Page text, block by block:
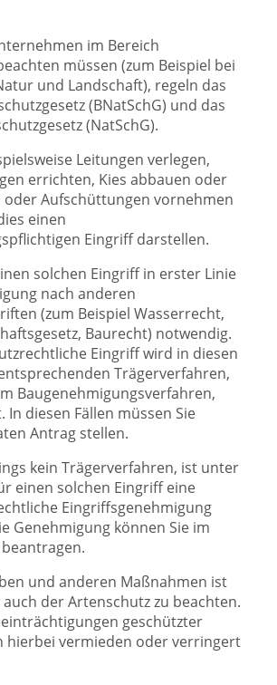
im Bereich
müssen (zum Beispiel bei
und Landschaft), regeln das
(BNatSchG) und das
(NatSchG).
Leitungen verlegen,
errichten, Kies abbauen oder
oder Aufschüttungen vornehmen
einen
Eingriff darstellen.
solchen Eingriff in erster Linie
nach anderen
(zum Beispiel Wasserrecht,
Baurecht) notwendig.
Eingriff wird in diesen
Trägerverfahren,
Baugenehmigungsverfahren,
diesen Fällen müssen Sie
Antrag stellen.
kein Trägerverfahren, ist unter
einen solchen Eingriff eine
Eingriffsgenehmigung
Genehmigung können Sie im
und anderen Maßnahmen ist
der Artenschutz zu beachten.
geschützter
hierbei vermieden oder verringert